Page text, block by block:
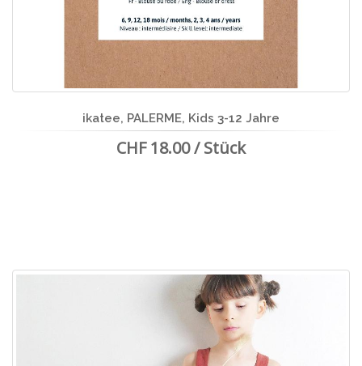
ikatee, PALERME, Kids 3-12 Jahre
CHF 18.00 / Stück